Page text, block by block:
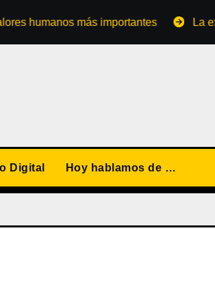
más importantes La extraña
Digital Hoy hablamos de …